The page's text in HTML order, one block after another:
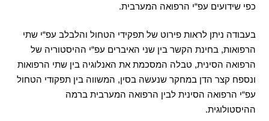
כפי שידועים עפ“י הרפואה המערבית.
בעבודה ניתן לראות פירוט של תפקידי הטחול והלבלב עפ“י שתי
הרפואות,בחינת הקשר בין שני האיברים עפ“י ההיסטוריה של
הרפואה הסינית, טבלה המסכמת את האנלוגיה בין שתי הרפואות
ונספח קצר הדן במחקר שנעשה בסין, המשווה בין תפקודי הטחול
עפ“י הרפואה הסינית לבין הרפואה המערבית ברמה
ההיסטולוגית.